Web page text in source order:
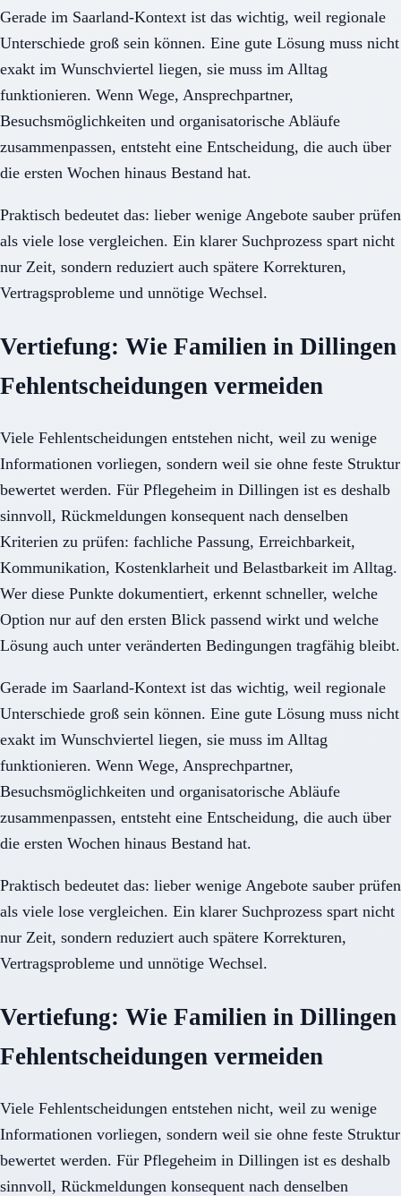
Gerade im Saarland-Kontext ist das wichtig, weil regionale
Unterschiede groß sein können. Eine gute Lösung muss nicht
exakt im Wunschviertel liegen, sie muss im Alltag
funktionieren. Wenn Wege, Ansprechpartner,
Besuchsmöglichkeiten und organisatorische Abläufe
zusammenpassen, entsteht eine Entscheidung, die auch über
die ersten Wochen hinaus Bestand hat.
Praktisch bedeutet das: lieber wenige Angebote sauber prüfen
als viele lose vergleichen. Ein klarer Suchprozess spart nicht
nur Zeit, sondern reduziert auch spätere Korrekturen,
Vertragsprobleme und unnötige Wechsel.
Vertiefung: Wie Familien in Dillingen
Fehlentscheidungen vermeiden
Viele Fehlentscheidungen entstehen nicht, weil zu wenige
Informationen vorliegen, sondern weil sie ohne feste Struktur
bewertet werden. Für Pflegeheim in Dillingen ist es deshalb
sinnvoll, Rückmeldungen konsequent nach denselben
Kriterien zu prüfen: fachliche Passung, Erreichbarkeit,
Kommunikation, Kostenklarheit und Belastbarkeit im Alltag.
Wer diese Punkte dokumentiert, erkennt schneller, welche
Option nur auf den ersten Blick passend wirkt und welche
Lösung auch unter veränderten Bedingungen tragfähig bleibt.
Gerade im Saarland-Kontext ist das wichtig, weil regionale
Unterschiede groß sein können. Eine gute Lösung muss nicht
exakt im Wunschviertel liegen, sie muss im Alltag
funktionieren. Wenn Wege, Ansprechpartner,
Besuchsmöglichkeiten und organisatorische Abläufe
zusammenpassen, entsteht eine Entscheidung, die auch über
die ersten Wochen hinaus Bestand hat.
Praktisch bedeutet das: lieber wenige Angebote sauber prüfen
als viele lose vergleichen. Ein klarer Suchprozess spart nicht
nur Zeit, sondern reduziert auch spätere Korrekturen,
Vertragsprobleme und unnötige Wechsel.
Vertiefung: Wie Familien in Dillingen
Fehlentscheidungen vermeiden
Viele Fehlentscheidungen entstehen nicht, weil zu wenige
Informationen vorliegen, sondern weil sie ohne feste Struktur
bewertet werden. Für Pflegeheim in Dillingen ist es deshalb
sinnvoll, Rückmeldungen konsequent nach denselben